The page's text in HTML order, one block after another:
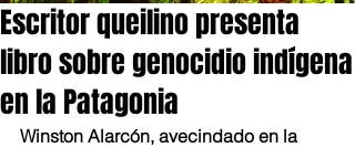
Escritor queilino presenta
libro sobre genocidio indígena
en la Patagonia
Winston Alarcón, avecindado en la